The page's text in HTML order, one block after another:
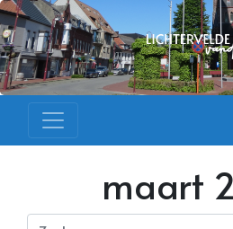
maart